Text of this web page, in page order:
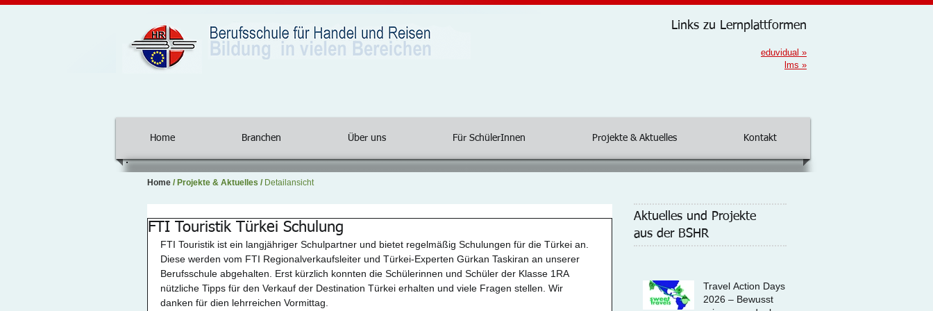
Links zu Lernplattformen
eduvidual »
lms »
Home Branchen Über uns Für SchülerInnen Projekte & Aktuelles Kontakt
Home / Projekte & Aktuelles / Detailansicht
FTI Touristik Türkei Schulung
FTI Touristik ist ein langjähriger Schulpartner und bietet regelmäßig Schulungen für die Türkei an.
Diese werden vom FTI Regionalverkaufsleiter und Türkei-Experten Gürkan Taskiran an unserer
Berufsschule abgehalten. Erst kürzlich konnten die Schülerinnen und Schüler der Klasse 1RA
nützliche Tipps für den Verkauf der Destination Türkei erhalten und viele Fragen stellen. Wir
danken für dien lehrreichen Vormittag.
Aktuelles und Projekte
aus der BSHR
Travel Action Days
2026 – Bewusst